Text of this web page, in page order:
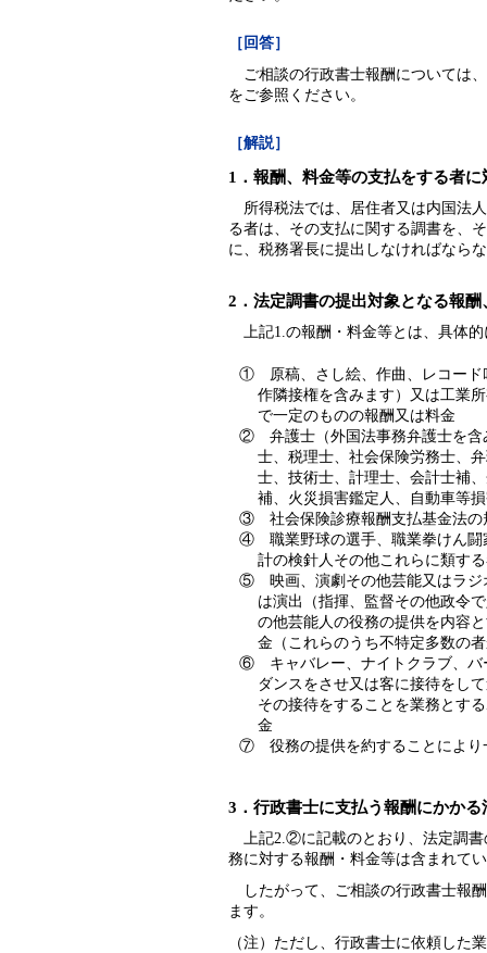
［回答］
ご相談の行政書士報酬については
をご参照ください。
［解説］
1．報酬、料金等の支払をする者
所得税法では、居住者又は内国法
る者は、その支払に関する調書を、
に、税務署長に提出しなければなら
2．法定調書の提出対象となる報
上記1.の報酬・料金等とは、具体
① 原稿、さし絵、作曲、レコード
作隣接権を含みます）又は工業
で一定のものの報酬又は料金
② 弁護士（外国法事務弁護士を含
士、税理士、社会保険労務士、
士、技術士、計理士、会計士補
補、火災損害鑑定人、自動車等
③ 社会保険診療報酬支払基金法の
④ 職業野球の選手、職業拳けん闘
計の検針人その他これらに類す
⑤ 映画、演劇その他芸能又はラジ
は演出（指揮、監督その他政令
の他芸能人の役務の提供を内容
金（これらのうち不特定多数の
⑥ キャバレー、ナイトクラブ、バ
ダンスをさせ又は客に接待をし
その接待をすることを業務とす
金
⑦ 役務の提供を約することにより
3．行政書士に支払う報酬にかか
上記2.②に記載のとおり、法定調書
務に対する報酬・料金等は含まれて
したがって、ご相談の行政書士報
ます。
（注）ただし、行政書士に依頼した